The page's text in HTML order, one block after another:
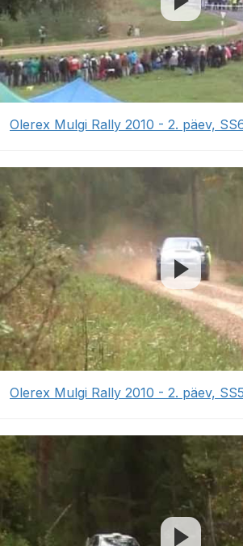
Olerex Mulgi Rally 2010 - 2. päev,
Olerex Mulgi Rally 2010 - 2. päev, SS5